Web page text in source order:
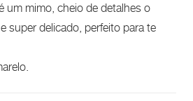
um mimo, cheio de detalhes o
super delicado, perfeito para te